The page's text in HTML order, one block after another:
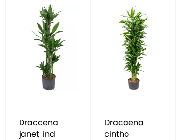
Dracaena
janet lind
Dracaena
cintho